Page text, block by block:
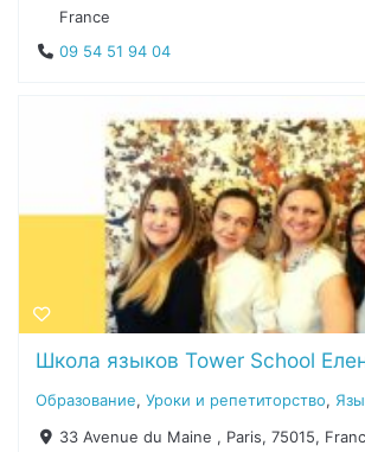
France
09 54 51 94 04
Школа языков Tower School
Образование,Уроки и репетиторство,
33 Avenue du Maine , Paris, 75015,